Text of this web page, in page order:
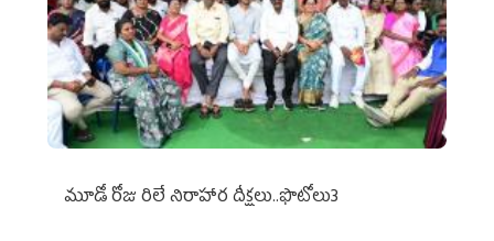
మూడో రోజు రిలే నిరాహార దీక్షలు..ఫొటోలు3